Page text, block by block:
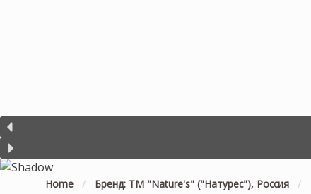
Home / Бренд: ТМ "Nature's" ("Натурес"), Россия /